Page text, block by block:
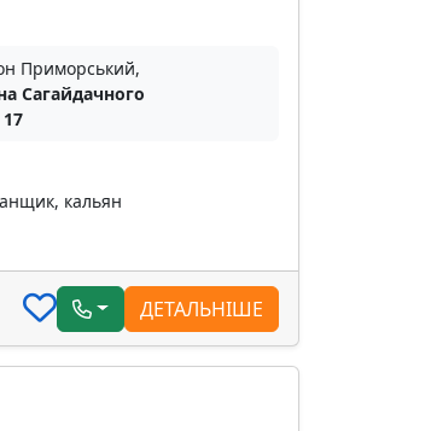
Приморський,
Сагайдачного
кальян
ДЕТАЛЬНІШЕ